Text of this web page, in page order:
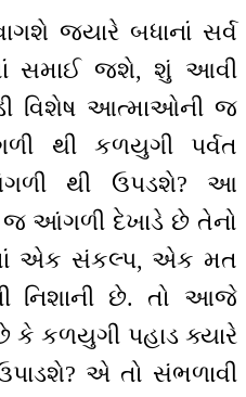
જયારે બધાનાં સર્વ
સમાઈ જશે, શું આવી
વિશેષ આત્માઓની જ
થી કળયુગી પર્વત
થી ઉપડશે? આ
જ આંગળી દેખાડે છે તેનો
એક સંકલ્પ, એક મત
નિશાની છે. તો આજે
કે કળયુગી પહાડ ક્યારે
એ તો સંભળાવી